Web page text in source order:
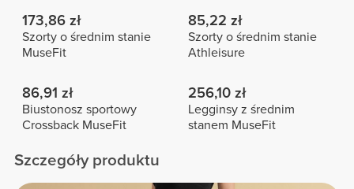
173,86 zł
Szorty o średnim stanie
MuseFit
85,22 zł
Szorty o średnim stanie
Athleisure
86,91 zł
Biustonosz sportowy
Crossback MuseFit
256,10 zł
Legginsy z średnim
stanem MuseFit
Szczegóły produktu